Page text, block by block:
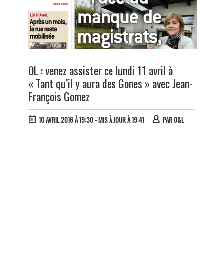
OL : venez assister ce lundi 11 avril à
« Tant qu’il y aura des Gones » avec Jean-
François Gomez
10 AVRIL 2016 À 19:30- MIS À JOUR À 19:41 PARO&L